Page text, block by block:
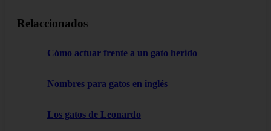
Relaccionados
Cómo actuar frente a un gato herido
Nombres para gatos en inglés
Los gatos de Leonardo